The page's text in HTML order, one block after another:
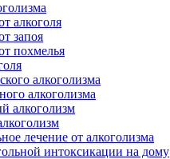
алкоголя
запоя
похмелья
алкоголизма
алкоголизма
алкоголизм
лечение от алкоголизма
интоксикации на дому